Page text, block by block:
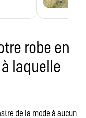
robe en
laquelle
de la mode à aucun